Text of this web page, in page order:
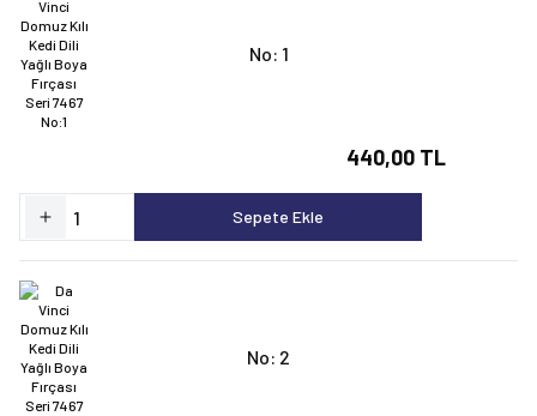
No: 1
440,00 TL
Sepete Ekle
No: 2